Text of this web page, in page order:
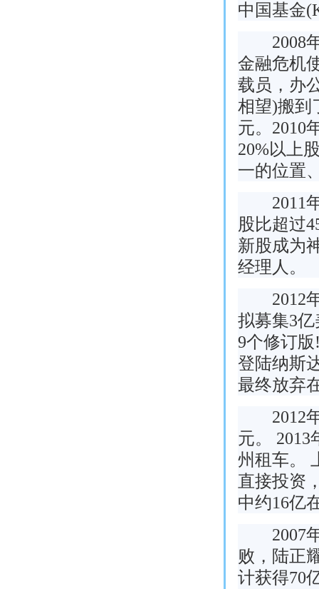
中国基金
2008年
金融危机
载员，办
相望)搬到
元。2010
20%以上
一的位置
2011年
股比超过
新股成为
经理人。
2012年1
拟募集3
9个修订
登陆纳斯
最终放弃
2012年
元。 2013
州租车。
直接投资
中约16亿
2007年
败，陆正
计获得70